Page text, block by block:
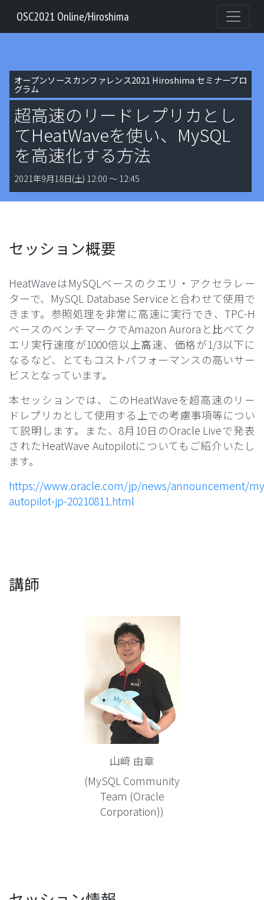
OSC2021 Online/Hiroshima
オープンソースカンファレンス2021 Hiroshima セミナープロ
グラム
超高速のリードレプリカとし
てHeatWaveを使い、MySQL
を高速化する方法
2021年9月18日(土) 12:00 〜 12:45
セッション概要
HeatWaveはMySQLベースのクエリ・アクセラレー
ターで、MySQL Database Serviceと合わせて使用で
きます。参照処理を非常に高速に実行でき、TPC-H
ベースのベンチマークでAmazon Auroraと⽐べてク
エリ実⾏速度が1000倍以上⾼速、価格が1/3以下に
なるなど、とてもコストパフォーマンスの高いサー
ビスとなっています。
本セッションでは、このHeatWaveを超高速のリー
ドレプリカとして使用する上での考慮事項等につい
て説明します。また、8月10日のOracle Liveで発表
されたHeatWave Autopilotについてもご紹介いたし
ます。
https://www.oracle.com/jp/news/announcement/
autopilot-jp-20210811.html
講師
山﨑 由章
(MySQL Community
Team (Oracle
Corporation))